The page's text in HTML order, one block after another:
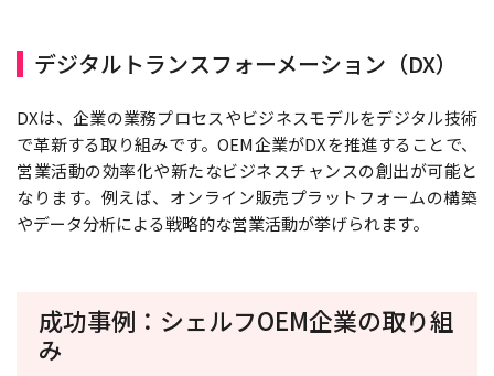
デジタルトランスフォーメーション（DX）
DXは、企業の業務プロセスやビジネスモデルをデジタル技術
で革新する取り組みです。OEM企業がDXを推進することで、
営業活動の効率化や新たなビジネスチャンスの創出が可能と
なります。例えば、オンライン販売プラットフォームの構築
やデータ分析による戦略的な営業活動が挙げられます。
成功事例：シェルフOEM企業の取り組
み